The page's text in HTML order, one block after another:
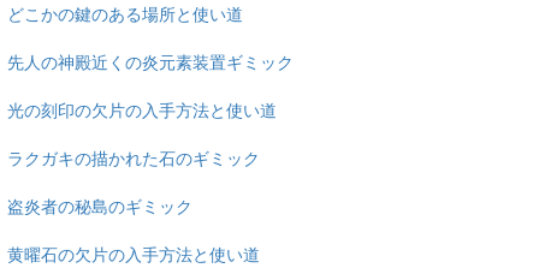
どこかの鍵のある場所と使い道
先人の神殿近くの炎元素装置ギミック
光の刻印の欠片の入手方法と使い道
ラクガキの描かれた石のギミック
盗炎者の秘島のギミック
黄曜石の欠片の入手方法と使い道